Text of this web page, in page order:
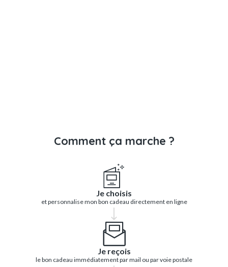
Comment ça marche ?
Je choisis
et personnalise mon bon cadeau directement en ligne
Je reçois
le bon cadeau immédiatement par mail ou par voie postale